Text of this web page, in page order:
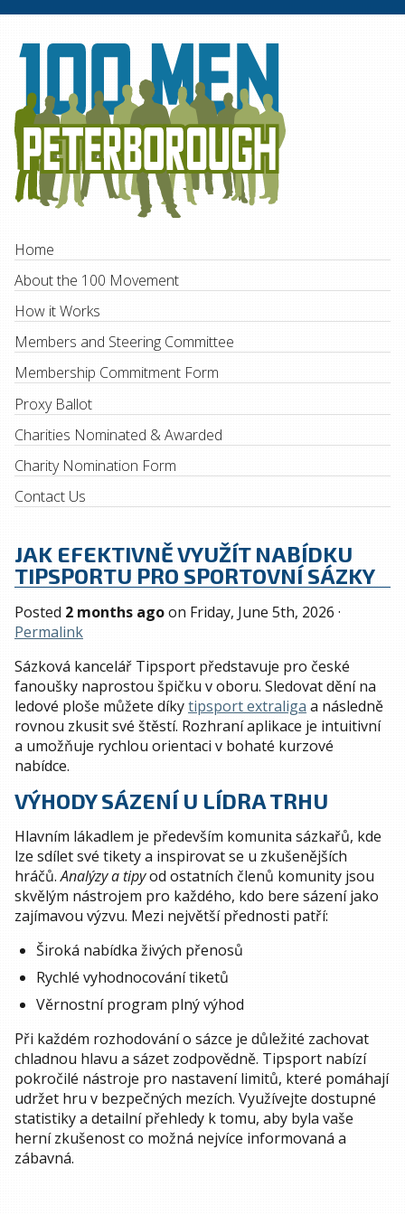
Home
About the 100 Movement
How it Works
Members and Steering Committee
Membership Commitment Form
Proxy Ballot
Charities Nominated & Awarded
Charity Nomination Form
Contact Us
JAK EFEKTIVNĚ VYUŽÍT NABÍDKU
TIPSPORTU PRO SPORTOVNÍ SÁZKY
Posted 2 months agoon Friday, June 5th, 2026 ·
Permalink
Sázková kancelář Tipsport představuje pro české
fanoušky naprostou špičku v oboru. Sledovat dění na
ledové ploše můžete díkytipsport extraliga a následně
rovnou zkusit své štěstí. Rozhraní aplikace je intuitivní
a umožňuje rychlou orientaci v bohaté kurzové
nabídce.
VÝHODY SÁZENÍ U LÍDRA TRHU
Hlavním lákadlem je především komunita sázkařů, kde
lze sdílet své tikety a inspirovat se u zkušenějších
hráčů.Analýzy a tipyod ostatních členů komunity jsou
skvělým nástrojem pro každého, kdo bere sázení jako
zajímavou výzvu. Mezi největší přednosti patří:
Široká nabídka živých přenosů
Rychlé vyhodnocování tiketů
Věrnostní program plný výhod
Při každém rozhodování o sázce je důležité zachovat
chladnou hlavu a sázet zodpovědně. Tipsport nabízí
pokročilé nástroje pro nastavení limitů, které pomáhají
udržet hru v bezpečných mezích. Využívejte dostupné
statistiky a detailní přehledy k tomu, aby byla vaše
herní zkušenost co možná nejvíce informovaná a
zábavná.